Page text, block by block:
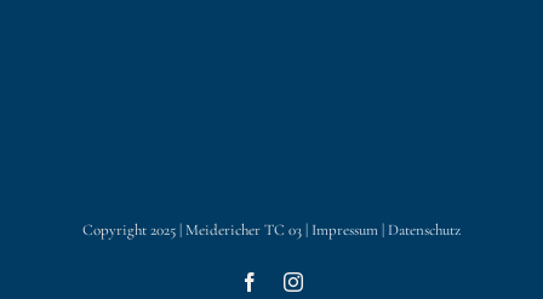
Copyright 2025 | Meidericher TC 03 | Impressum | Datenschutz
FacebookInstagram